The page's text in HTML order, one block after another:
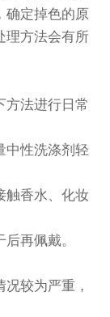
确定掉色的原
理方法会有所
法进行日常
性洗涤剂轻
香水、化妆
再佩戴。
较为严重，